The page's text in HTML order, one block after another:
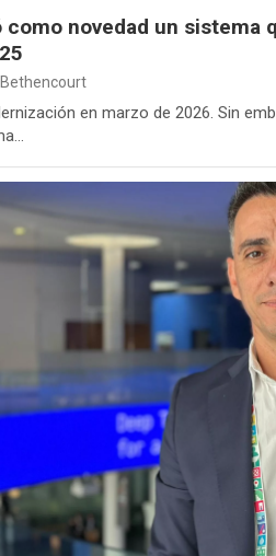
novedad un sistema
en marzo de 2026. Sin